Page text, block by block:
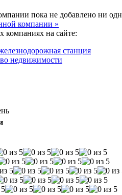
пока не добавлено ни
компании »
компаниях на сайте:
станция
недвижимости